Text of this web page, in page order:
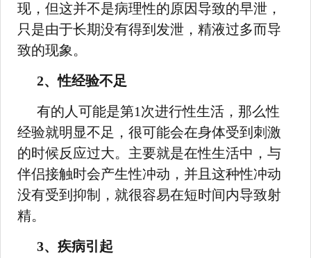
现，但这并不是病理性的原因导致的早泄，
只是由于长期没有得到发泄，精液过多而导
致的现象。
2、性经验不足
有的人可能是第1次进行性生活，那么性
经验就明显不足，很可能会在身体受到刺激
的时候反应过大。主要就是在性生活中，与
伴侣接触时会产生性冲动，并且这种性冲动
没有受到抑制，就很容易在短时间内导致射
精。
3、疾病引起